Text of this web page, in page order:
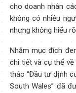
cho doanh nhân
không có nhiều
nhưng không hiểu
Nhằm mục đích
chi tiết và cụ thể
thảo “Đầu tư định
South Wales” đã